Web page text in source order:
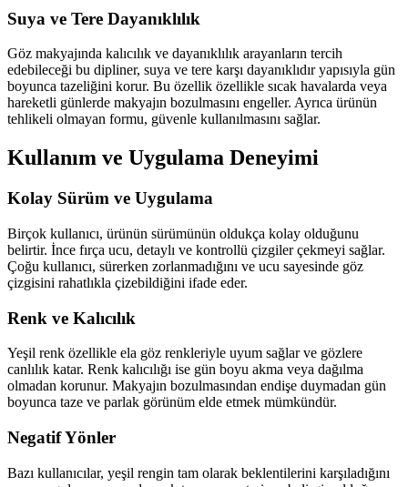
Suya ve Tere Dayanıklılık
Göz makyajında kalıcılık ve dayanıklılık arayanların tercih
edebileceği bu dipliner, suya ve tere karşı dayanıklıdır yapısıyla gün
boyunca tazeliğini korur. Bu özellik özellikle sıcak havalarda veya
hareketli günlerde makyajın bozulmasını engeller. Ayrıca ürünün
tehlikeli olmayan formu, güvenle kullanılmasını sağlar.
Kullanım ve Uygulama Deneyimi
Kolay Sürüm ve Uygulama
Birçok kullanıcı, ürünün sürümünün oldukça kolay olduğunu
belirtir. İnce fırça ucu, detaylı ve kontrollü çizgiler çekmeyi sağlar.
Çoğu kullanıcı, sürerken zorlanmadığını ve ucu sayesinde göz
çizgisini rahatlıkla çizebildiğini ifade eder.
Renk ve Kalıcılık
Yeşil renk özellikle ela göz renkleriyle uyum sağlar ve gözlere
canlılık katar. Renk kalıcılığı ise gün boyu akma veya dağılma
olmadan korunur. Makyajın bozulmasından endişe duymadan gün
boyunca taze ve parlak görünüm elde etmek mümkündür.
Negatif Yönler
Bazı kullanıcılar, yeşil rengin tam olarak beklentilerini karşıladığını